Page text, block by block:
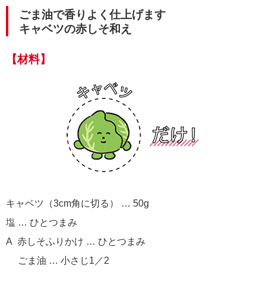
ごま油で香りよく仕上げます
キャベツの赤しそ和え
【材料】
キャベツ（3cm角に切る） … 50g
塩 … ひとつまみ
A 赤しそふりかけ … ひとつまみ
ごま油 … 小さじ1／2